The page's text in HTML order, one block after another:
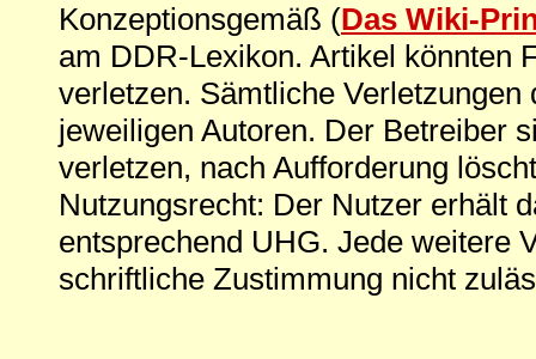
Konzeptionsgemäß (Das Wiki-
am DDR-Lexikon. Artikel könnten
verletzen. Sämtliche
jeweiligen Autoren. Der Betreiber
verletzen, nach Aufforderung
Nutzungsrecht: Der Nutzer erhält
entsprechend UHG. Jede weitere
schriftliche Zustimmung nicht